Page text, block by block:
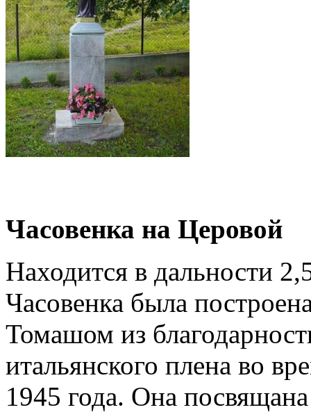
Часовенка на Церовой
Находится в дальности
Часовенка была
Томашом из
итальянского плена во
1945 года. Она